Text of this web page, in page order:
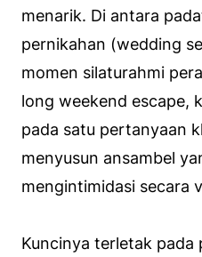
menarik. Di antara
pernikahan (wedding
momen silaturahmi
long weekend escape,
pada satu pertanyaan
menyusun ansambel
mengintimidasi secara
Kuncinya terletak pada